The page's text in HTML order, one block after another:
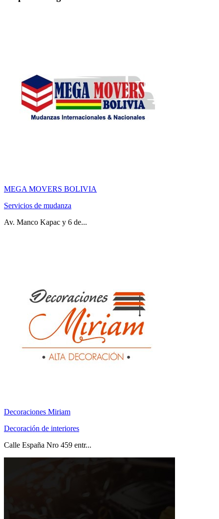
MEGA MOVERS BOLIVIA
Servicios de mudanza
Av. Manco Kapac y 6 de...
Decoraciones Miriam
Decoración de interiores
Calle España Nro 459 entr...